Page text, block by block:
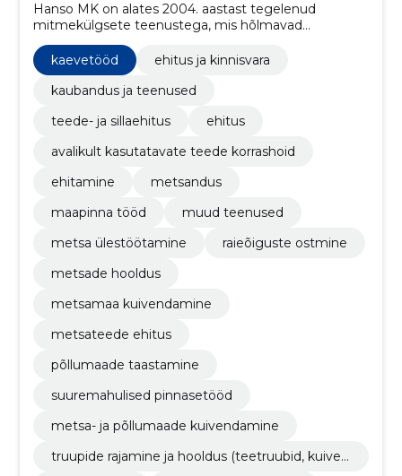
Hanso MK on alates 2004. aastast tegelenud
mitmekülgsete teenustega, mis hõlmavad
metsaraiet, ehitustöid, maaparandust, teede- ja
sillaehitust ning palju muud, pakkudes
professionaalset abi metsa- ja
põllumajandusvaldkonnas ning
kaevetööd
ehitus ja kinnisvara
kaubandus ja teenused
teede- ja sillaehitus
ehitus
avalikult kasutatavate teede korrashoid
ehitamine
metsandus
maapinna tööd
muud teenused
metsa ülestöötamine
raieõiguste ostmine
metsade hooldus
metsamaa kuivendamine
metsateede ehitus
põllumaade taastamine
suuremahulised pinnasetööd
metsa- ja põllumaade kuivendamine
truupide rajamine ja hooldus (teetruubid, kuiven